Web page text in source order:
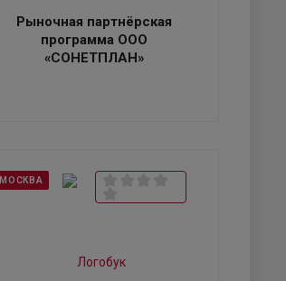
Рыночная партнёрская
программа ООО
«СОНЕТПЛАН»
МОСКВА